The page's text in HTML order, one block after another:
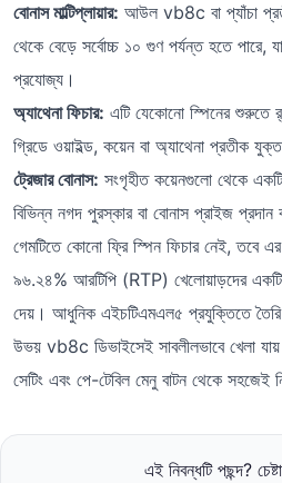
বোনাস মাল্টিপ্লায়ার: আউল vb8c বা প্যাঁচা
থেকে বেড়ে সর্বোচ্চ ১০ গুণ পর্যন্ত হতে পারে,
প্রযোজ্য।
অ্যাথেনা ফিচার: এটি যেকোনো স্পিনের শুরুতে
গ্রিডে ওয়াইল্ড, কয়েন বা অ্যাথেনা প্রতীক
ট্রেজার বোনাস: সংগৃহীত কয়েনগুলো থেকে
বিভিন্ন নগদ পুরস্কার বা বোনাস প্রাইজ প্রদান
গেমটিতে কোনো ফ্রি স্পিন ফিচার নেই, তবে
৯৬.২৪% আরটিপি (RTP) খেলোয়াড়দের একটি
দেয়। আধুনিক এইচটিএমএল৫ প্রযুক্তিতে
উভয় vb8c ডিভাইসেই সাবলীলভাবে খেলা
সেটিং এবং পে-টেবিল মেনু বাটন থেকে সহজেই
এই নিবন্ধটি পছন্দ?